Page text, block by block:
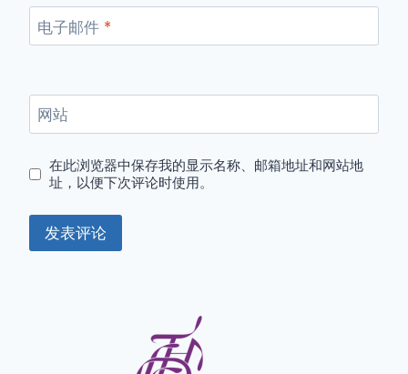
电子邮件 *
网站
在此浏览器中保存我的显示名称、邮箱地址和网站地
址，以便下次评论时使用。